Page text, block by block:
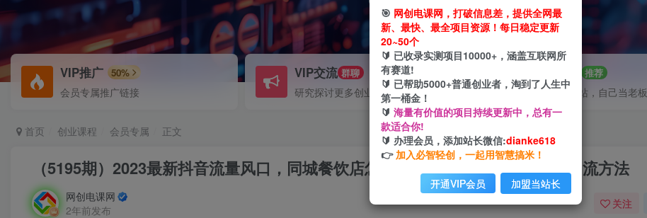
VIP推广 50%
会员专属推广链接
VIP交流 群聊
研究探讨更多创业项目路子。
推荐
搭建同款网站，自己当老板
首页 创业课程 会员专属 正文
（5195期）2023最新抖音流量风口，同城餐饮店怎样做抖音，餐饮同城直播店引流方法
网创电课网
2年前发布
关注
🎯 网创电课网，打破信息差，提供全网最
新、最快、最全项目资源！每日稳定更新
20~50个
🔰 已收录实测项目10000+，涵盖互联网所
有赛道!
🔰 已帮助5000+普通创业者，淘到了人生中
第一桶金！
🔰 海量有价值的项目持续更新中，总有一
款适合你!
🔰 办理会员，添加站长微信:dianke618
👉 加入必智轻创，一起用智慧搞米！
开通VIP会员 加盟当站长